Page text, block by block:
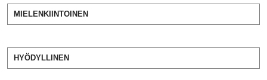
MIELENKIINTOINEN
HYÖDYLLINEN